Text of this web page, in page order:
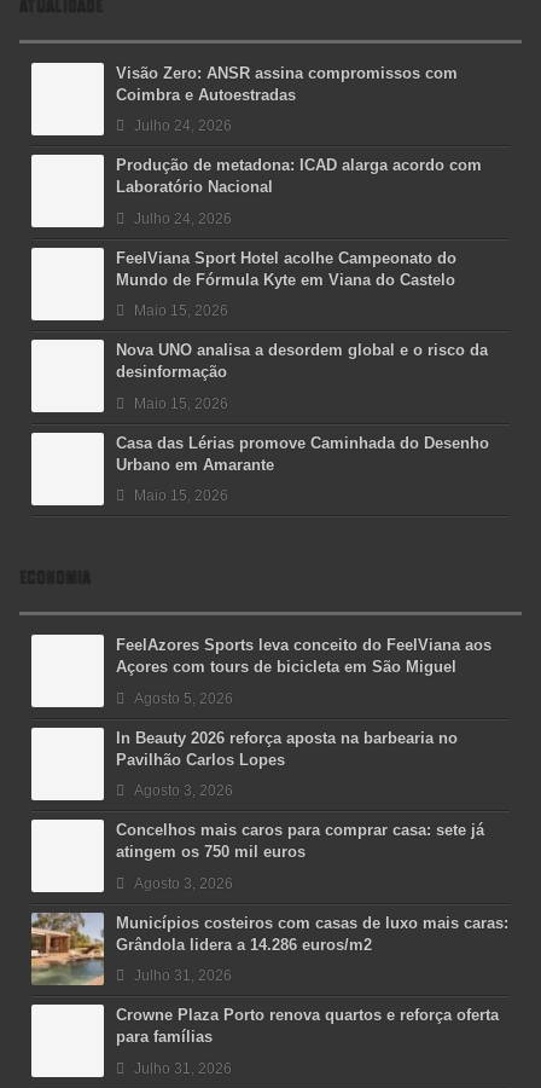
Visão Zero: ANSR assina compromissos com
Coimbra e Autoestradas
Julho 24, 2026
Produção de metadona: ICAD alarga acordo com
Laboratório Nacional
Julho 24, 2026
FeelViana Sport Hotel acolhe Campeonato do
Mundo de Fórmula Kyte em Viana do Castelo
Maio 15, 2026
Nova UNO analisa a desordem global e o risco da
desinformação
Maio 15, 2026
Casa das Lérias promove Caminhada do Desenho
Urbano em Amarante
Maio 15, 2026
ECONOMIA
FeelAzores Sports leva conceito do FeelViana aos
Açores com tours de bicicleta em São Miguel
Agosto 5, 2026
In Beauty 2026 reforça aposta na barbearia no
Pavilhão Carlos Lopes
Agosto 3, 2026
Concelhos mais caros para comprar casa: sete já
atingem os 750 mil euros
Agosto 3, 2026
Municípios costeiros com casas de luxo mais caras:
Grândola lidera a 14.286 euros/m2
Julho 31, 2026
Crowne Plaza Porto renova quartos e reforça oferta
para famílias
Julho 31, 2026